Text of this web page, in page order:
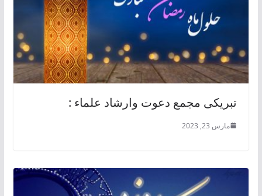
تبریکی مجمع دعوت وارشاد علماء :
مارس 23, 2023